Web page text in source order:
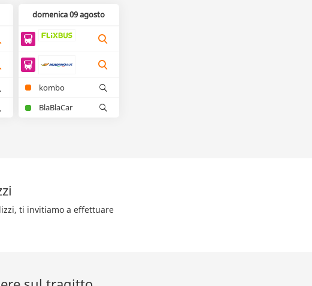
domenica 09 agosto
kombo
BlaBlaCar
ti invitiamo a effettuare